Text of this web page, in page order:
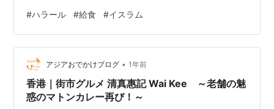
#ハラール #給食 #イスラム
アジアおでかけブログ • 1年前
香港｜街市グルメ 清真惠記 Wai Kee ～老舗の魅
惑のマトンカレー再び！～